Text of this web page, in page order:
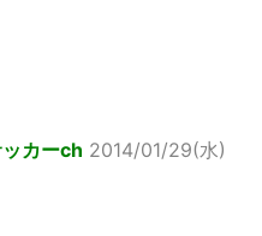
カーch 2014/01/29(水)